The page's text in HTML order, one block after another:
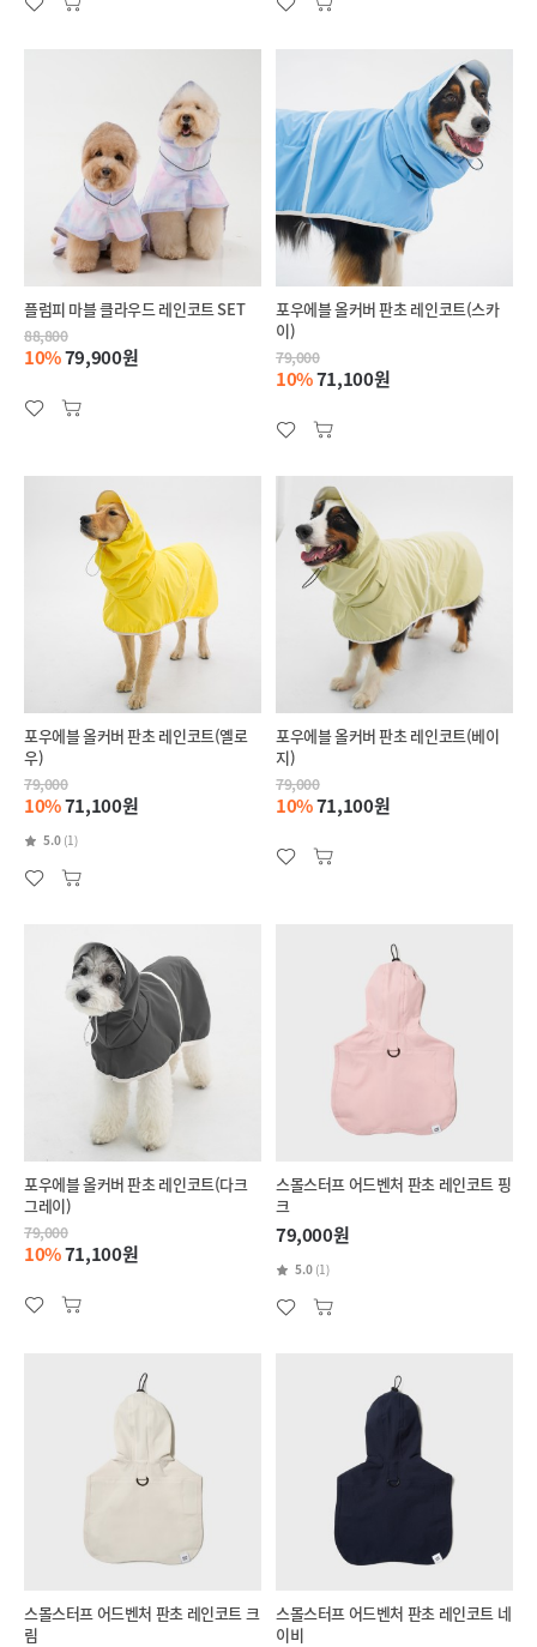
플럼피 마블 클라우드 레인코트 SET
88,800
10%79,900원
포우에블 올커버 판초 레인코트(스카
이)
79,000
10%71,100원
포우에블 올커버 판초 레인코트(옐로
우)
79,000
10%71,100원
5.0 (1)
포우에블 올커버 판초 레인코트(베이
지)
79,000
10%71,100원
포우에블 올커버 판초 레인코트(다크
그레이)
79,000
10%71,100원
스몰스터프 어드벤처 판초 레인코트 핑
크
79,000원
5.0 (1)
스몰스터프 어드벤처 판초 레인코트 크
림
스몰스터프 어드벤처 판초 레인코트 네
이비